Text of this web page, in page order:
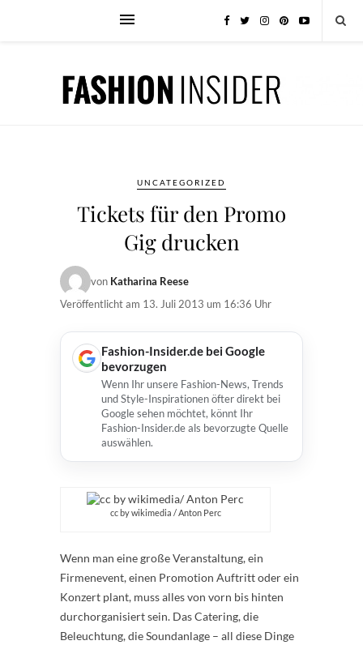
UNCATEGORIZED
Tickets für den Promo
Gig drucken
von Katharina Reese
Veröffentlicht am 13. Juli 2013 um 16:36 Uhr
Fashion-Insider.de bei Google
bevorzugen
Wenn Ihr unsere Fashion-News, Trends
und Style-Inspirationen öfter direkt bei
Google sehen möchtet, könnt Ihr
Fashion-Insider.de als bevorzugte Quelle
auswählen.
cc by wikimedia / Anton Perc
Wenn man eine große Veranstaltung, ein
Firmenevent, einen Promotion Auftritt oder ein
Konzert plant, muss alles von vorn bis hinten
durchorganisiert sein. Das Catering, die
Beleuchtung, die Soundanlage – all diese Dinge